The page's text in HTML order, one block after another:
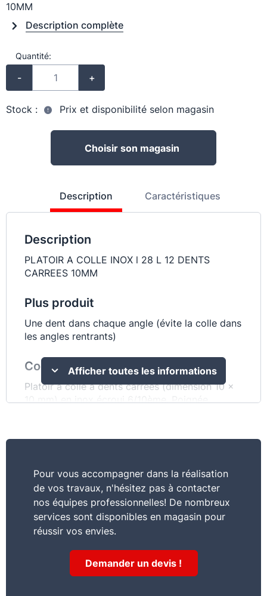
10MM
Description complète
Quantité:
- +
Stock : Prix et disponibilité selon magasin
Choisir son magasin
Description Caractéristiques
Description
PLATOIR A COLLE INOX l 28 L 12 DENTS
CARREES 10MM
Plus produit
Une dent dans chaque angle (évite la colle dans
les angles rentrants)
Commentaire
Platoir à colle à dents carrées (dimension 10 x
10 mm) en inox écroui 6/10ème. Poignée
par goujons acier soudés. Livré avec porte-
Afficher toutes les informations
Pour vous accompagner dans la réalisation
de vos travaux, n'hésitez pas à contacter
nos équipes professionnelles! De nombreux
services sont disponibles en magasin pour
réussir vos envies.
Demander un devis !